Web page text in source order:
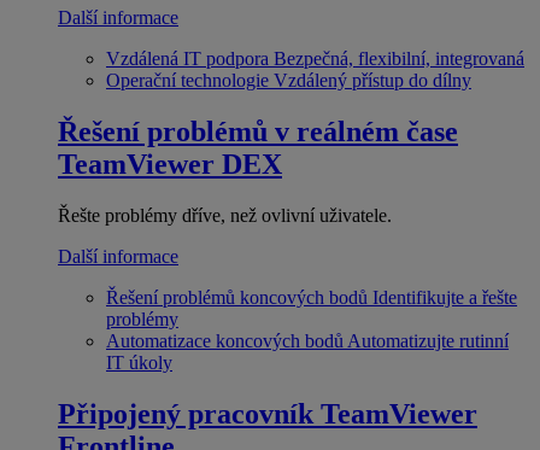
Další informace
Vzdálená IT podpora Bezpečná, flexibilní, integrovaná
Operační technologie Vzdálený přístup do dílny
Řešení problémů v reálném čase
TeamViewer DEX
Řešte problémy dříve, než ovlivní uživatele.
Další informace
Řešení problémů koncových bodů Identifikujte a řešte
problémy
Automatizace koncových bodů Automatizujte rutinní
IT úkoly
Připojený pracovník TeamViewer